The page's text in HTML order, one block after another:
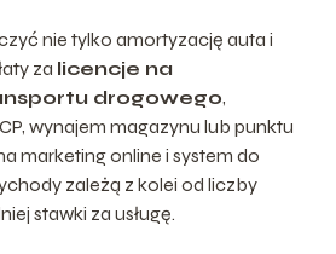
nie tylko amortyzację auta i
za licencje na
drogowego,
wynajem magazynu lub punktu
marketing online i system do
zależą z kolei od liczby
stawki za usługę.